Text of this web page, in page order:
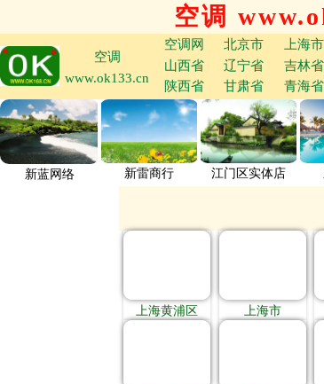
空调
空调
www.ok133.cn
空调网 北京市 上海市
山西省
辽宁省 吉林省
陕西省
甘肃省 青海省
新蓝网络 新雷商行 江门区实体店
上海黄浦区 上海市